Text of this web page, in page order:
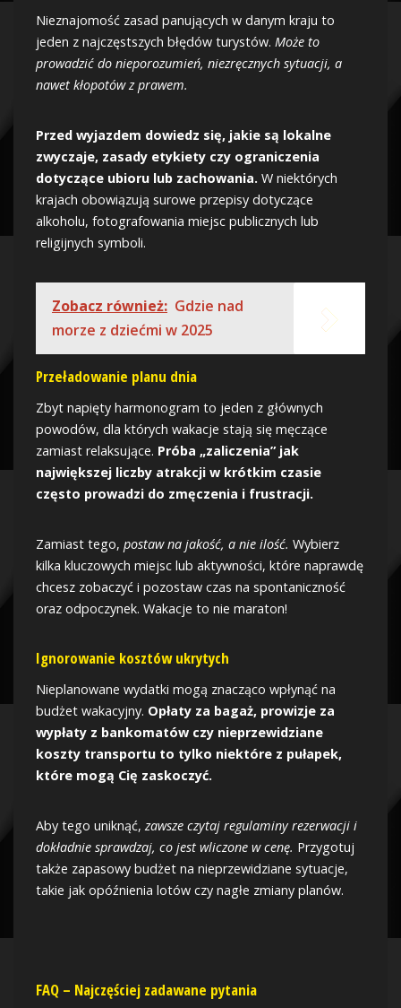
Nieznajomość zasad panujących w danym kraju to
jeden z najczęstszych błędów turystów. Może to
prowadzić do nieporozumień, niezręcznych sytuacji, a
nawet kłopotów z prawem.
Przed wyjazdem dowiedz się, jakie są lokalne
zwyczaje, zasady etykiety czy ograniczenia
dotyczące ubioru lub zachowania. W niektórych
krajach obowiązują surowe przepisy dotyczące
alkoholu, fotografowania miejsc publicznych lub
religijnych symboli.
Zobacz również: Gdzie nad
morze z dziećmi w 2025
Przeładowanie planu dnia
Zbyt napięty harmonogram to jeden z głównych
powodów, dla których wakacje stają się męczące
zamiast relaksujące. Próba „zaliczenia” jak
największej liczby atrakcji w krótkim czasie
często prowadzi do zmęczenia i frustracji.
Zamiast tego, postaw na jakość, a nie ilość. Wybierz
kilka kluczowych miejsc lub aktywności, które naprawdę
chcesz zobaczyć i pozostaw czas na spontaniczność
oraz odpoczynek. Wakacje to nie maraton!
Ignorowanie kosztów ukrytych
Nieplanowane wydatki mogą znacząco wpłynąć na
budżet wakacyjny. Opłaty za bagaż, prowizje za
wypłaty z bankomatów czy nieprzewidziane
koszty transportu to tylko niektóre z pułapek,
które mogą Cię zaskoczyć.
Aby tego uniknąć,zawsze czytaj regulaminy rezerwacji i
dokładnie sprawdzaj, co jest wliczone w cenę. Przygotuj
także zapasowy budżet na nieprzewidziane sytuacje,
takie jak opóźnienia lotów czy nagłe zmiany planów.
FAQ – Najczęściej zadawane pytania